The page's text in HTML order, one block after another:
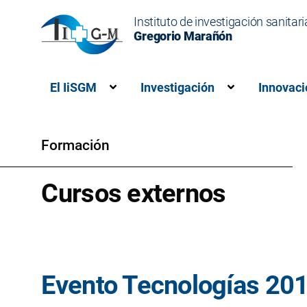
Instituto de investigación
Gregorio Marañón
El IiSGM Muestra el submenú para “El
Investigación Muestra el
Formación
Cursos externos
Evento Tecnologías